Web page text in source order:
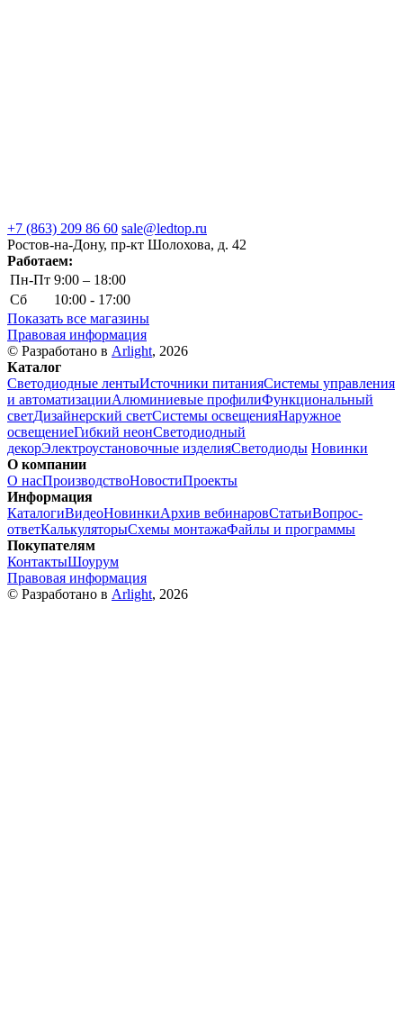
+7 (863) 209 86 60 sale@ledtop.ru
Ростов-на-Дону, пр-кт Шолохова, д. 42
Работаем:
Пн-Пт 9:00 – 18:00
Сб
10:00 - 17:00
Показать все магазины
Правовая информация
© Разработано в Arlight, 2026
Каталог
Светодиодные лентыИсточники питанияСистемы управления
и автоматизацииАлюминиевые профилиФункциональный
светДизайнерский светСистемы освещенияНаружное
освещениеГибкий неонСветодиодный
декорЭлектроустановочные изделияСветодиоды Новинки
О компании
О насПроизводствоНовостиПроекты
Информация
КаталогиВидеоНовинкиАрхив вебинаровСтатьиВопрос-
ответКалькуляторыСхемы монтажаФайлы и программы
Покупателям
КонтактыШоурум
Правовая информация
© Разработано в Arlight, 2026